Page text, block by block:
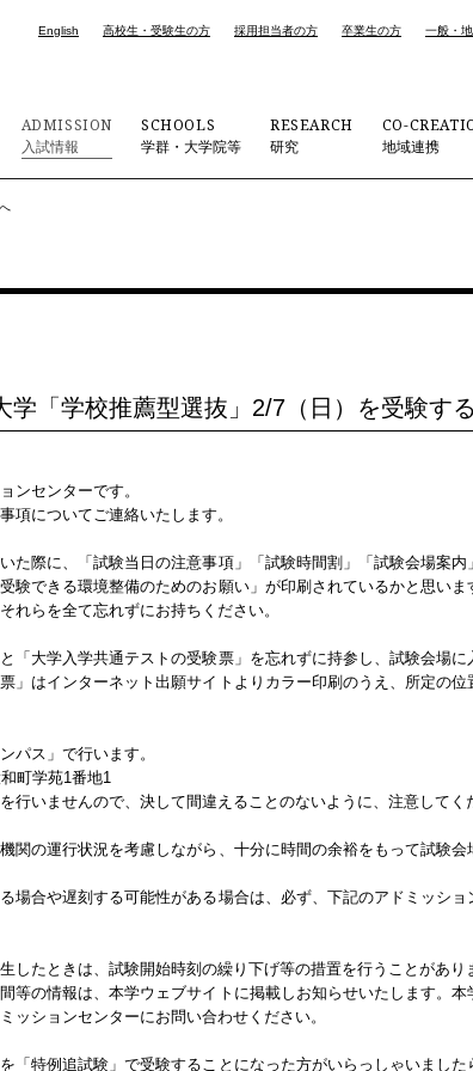
English 高校生・受験生の方 採用担当者の方 卒業生の方 一般・
ADMISSION
入試情報
SCHOOLS
学群・大学院等
RESEARCH
研究
CO-
地域連携
学「学校推薦型選抜」2/7（日）を受験す
ンセンターです。
項についてご連絡いたします。
た際に、「試験当日の注意事項」「試験時間割」「試験会場案
験できる環境整備のためのお願い」が印刷されているかと思いま
れらを全て忘れずにお持ちください。
「大学入学共通テストの受験票」を忘れずに持参し、試験会場に
」はインターネット出願サイトよりカラー印刷のうえ、所定の位
パス」で行います。
町学苑1番地1
行いませんので、決して間違えることのないように、注意してく
関の運行状況を考慮しながら、十分に時間の余裕をもって試験会
場合や遅刻する可能性がある場合は、必ず、下記のアドミッショ
したときは、試験開始時刻の繰り下げ等の措置を行うことがあり
等の情報は、本学ウェブサイトに掲載しお知らせいたします。本
ッションセンターにお問い合わせください。
「特例追試験」で受験することになった方がいらっしゃいました